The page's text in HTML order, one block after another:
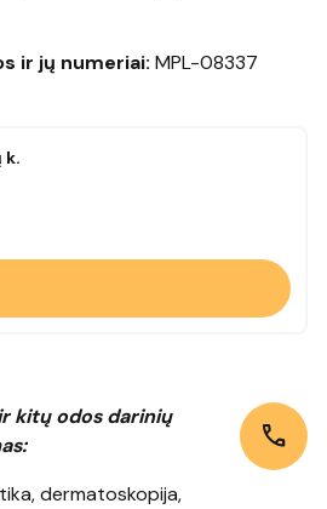
ir jų numeriai: MPL-08337
k.
kitų odos darinių
dermatoskopija,
call